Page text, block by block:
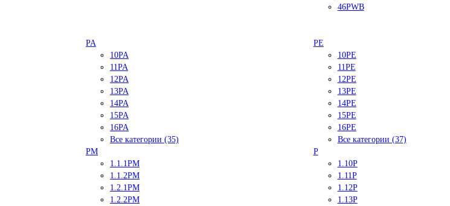
46PWB
PA
10PA
11PA
12PA
13PA
14PA
15PA
16PA
Все категории (35)
PE
10PE
11PE
12PE
13PE
14PE
15PE
16PE
Все категории (37)
PM
1.1.1PM
1.1.2PM
1.2.1PM
1.2.2PM
P
1.10P
1.11P
1.12P
1.13P